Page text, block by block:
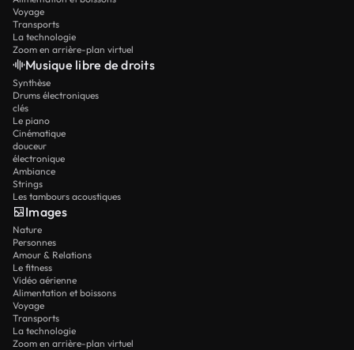
Voyage
Transports
La technologie
Zoom en arrière-plan virtuel
Musique libre de droits
Synthèse
Drums électroniques
clés
Le piano
Cinématique
douceur
électronique
Ambiance
Strings
Les tambours acoustiques
Images
Nature
Personnes
Amour & Relations
Le fitness
Vidéo aérienne
Alimentation et boissons
Voyage
Transports
La technologie
Zoom en arrière-plan virtuel